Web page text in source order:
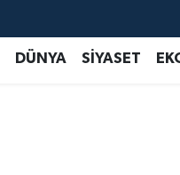
DÜNYA SİYASET